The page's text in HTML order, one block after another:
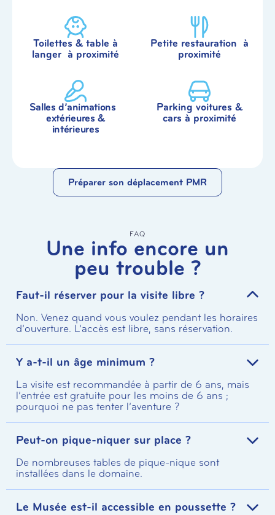
Toilettes & table à
langer à proximité
Petite restauration à
proximité
Salles d’animations
extérieures &
intérieures
Parking voitures &
cars à proximité
Préparer son déplacement PMR
FAQ
Une info encore un
peu trouble ?
Faut-il réserver pour la visite libre ?
Non. Venez quand vous voulez pendant les horaires
d’ouverture. L’accès est libre, sans réservation.
Y a-t-il un âge minimum ?
La visite est recommandée à partir de 6 ans, mais
l’entrée est gratuite pour les moins de 6 ans ;
pourquoi ne pas tenter l’aventure ?
Peut-on pique-niquer sur place ?
De nombreuses tables de pique-nique sont
installées dans le domaine.
Le Musée est-il accessible en poussette ?